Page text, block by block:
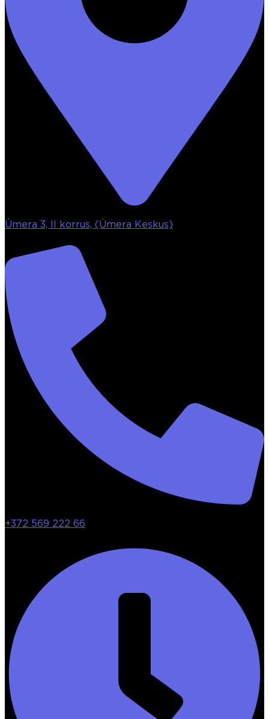
Ümera 3, II korrus, (Ümera Keskus)
+372 569 222 66